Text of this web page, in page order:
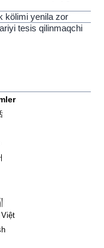
kölimi yenila zor
tesis qilinmaqchi